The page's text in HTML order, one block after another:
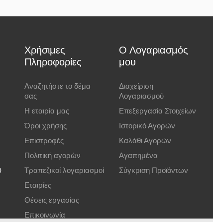
την παράδοση
Eurobankμε ασφάλεια SSL 256-bit.
και να αναγράφεται ο αριθμός παραγγελίας.
Χρήσιμες
Πληροφορίες
Αναζητήστε το δέμα
σας
Η εταιρία μας
Όροι χρήσης
Επιστροφές
Πολιτική αγορών
Τραπεζικοί λογαριασμοί
Εταιρίες
Θέσεις εργασίας
Επικοινωνία
Ο Λογαριασμός
μου
Διαχείριση
Λογαριασμού
Επεξεργασία Στοιχείων
Ιστορικό Αγορών
Καλάθι Αγορών
Αγαπημένα
Σύγκριση Προϊόντων